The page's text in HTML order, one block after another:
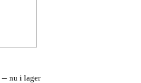
– nu i lager